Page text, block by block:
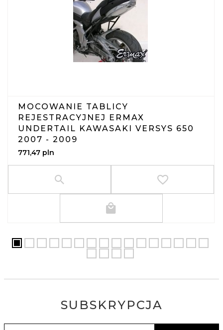
MOCOWANIE TABLICY
REJESTRACYJNEJ ERMAX
UNDERTAIL KAWASAKI VERSYS 650
2007 - 2009
771,47 pln
SUBSKRYPCJA